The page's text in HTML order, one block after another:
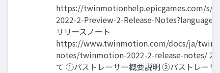
https://twinmotionhelp.epicgames.com/s/
2022-2-Preview-2-Release-
リリースノート
https://www.twinmotion.com/docs/ja/
notes/twinmotion-2022-2-release-notes/ 2
て ①パストレーサー概要説明 ②パストレーサ